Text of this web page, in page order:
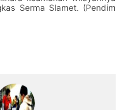
Serma Slamet. (Pendim